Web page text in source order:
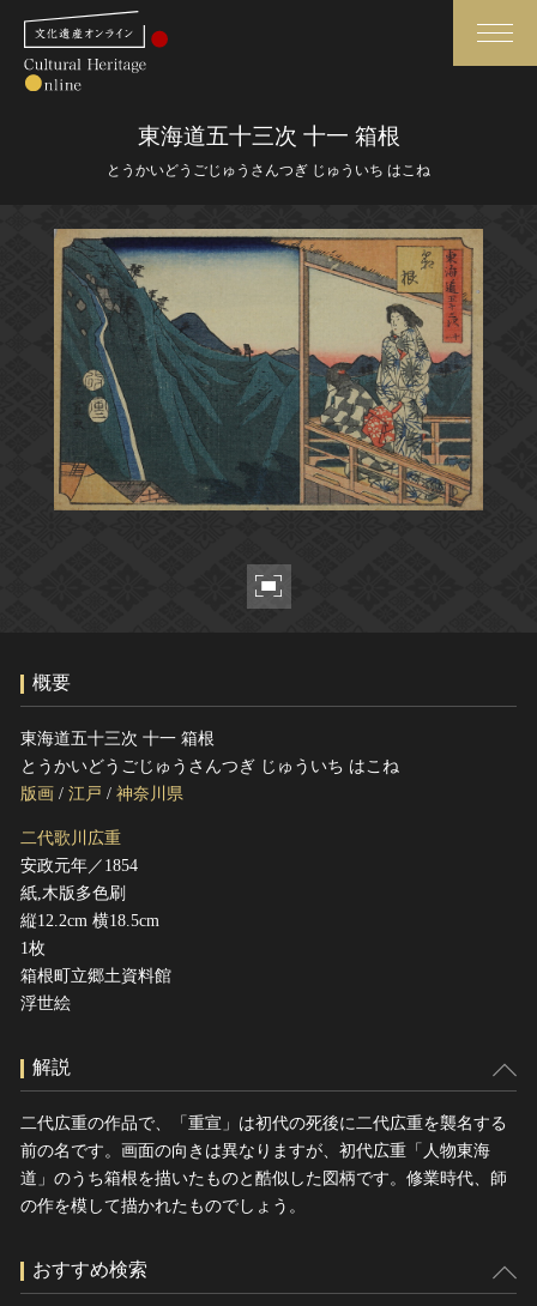
さらに詳細検索
さらに詳細検索
カテゴリで見る
世界遺産と無形文化遺産
全国の美術館・博物館
媒体資料・関連記事等
博物館、美術館の皆さまへ
文化庁よりご挨拶
今月のみどころ
お知らせ一覧
このサイトについて
サイトのご意見はこちら
文化遺産データベース
東海道五十三次 十一 箱根
とうかいどうごじゅうさんつぎ じゅういち はこね
概要
東海道五十三次 十一 箱根
とうかいどうごじゅうさんつぎ じゅういち はこね
版画 / 江戸 / 神奈川県
二代歌川広重
安政元年／1854
紙,木版多色刷
縦12.2cm 横18.5cm
1枚
箱根町立郷土資料館
浮世絵
解説
二代広重の作品で、「重宣」は初代の死後に二代広重を襲名する
前の名です。画面の向きは異なりますが、初代広重「人物東海
道」のうち箱根を描いたものと酷似した図柄です。修業時代、師
の作を模して描かれたものでしょう。
おすすめ検索